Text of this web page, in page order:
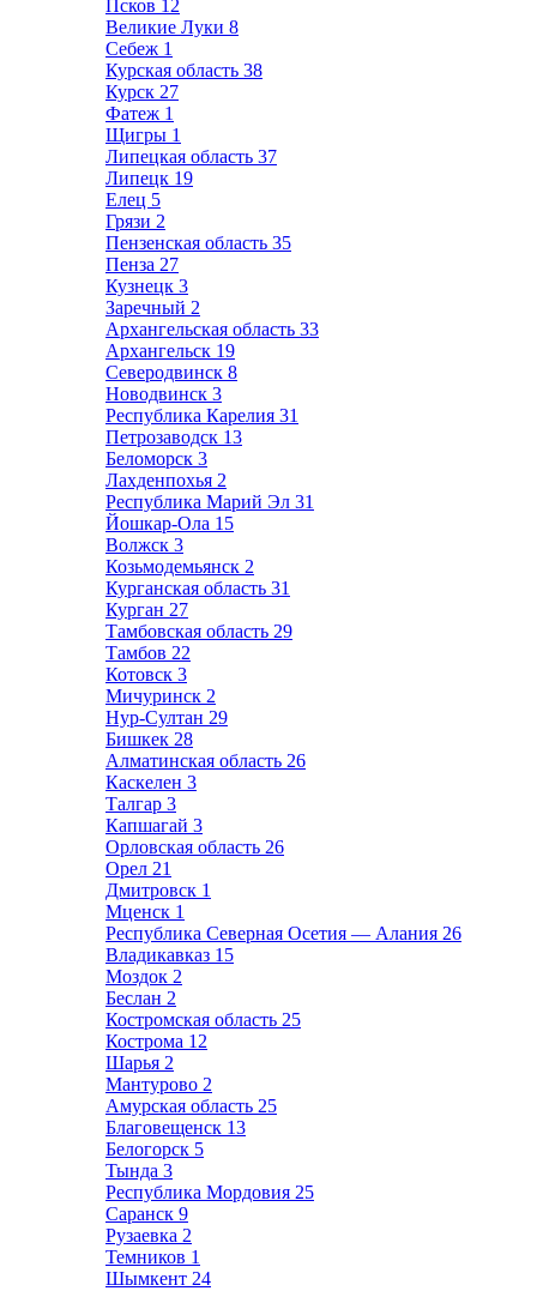
Псков 12
Великие Луки 8
Себеж 1
Курская область 38
Курск 27
Фатеж 1
Щигры 1
Липецкая область 37
Липецк 19
Елец 5
Грязи 2
Пензенская область 35
Пенза 27
Кузнецк 3
Заречный 2
Архангельская область 33
Архангельск 19
Северодвинск 8
Новодвинск 3
Республика Карелия 31
Петрозаводск 13
Беломорск 3
Лахденпохья 2
Республика Марий Эл 31
Йошкар-Ола 15
Волжск 3
Козьмодемьянск 2
Курганская область 31
Курган 27
Тамбовская область 29
Тамбов 22
Котовск 3
Мичуринск 2
Нур-Султан 29
Бишкек 28
Алматинская область 26
Каскелен 3
Талгар 3
Капшагай 3
Орловская область 26
Орел 21
Дмитровск 1
Мценск 1
Республика Северная Осетия — Алания 26
Владикавказ 15
Моздок 2
Беслан 2
Костромская область 25
Кострома 12
Шарья 2
Мантурово 2
Амурская область 25
Благовещенск 13
Белогорск 5
Тында 3
Республика Мордовия 25
Саранск 9
Рузаевка 2
Темников 1
Шымкент 24